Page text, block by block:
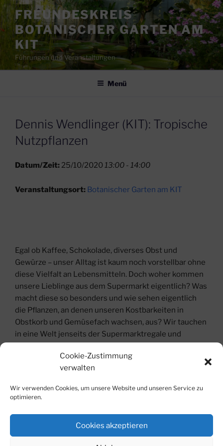
Cookie-Zustimmung
verwalten
Wir verwenden Cookies, um unsere Website und unseren Service zu
optimieren.
Cookies akzeptieren
Zum
Inhalt
springen
FREUNDESKREIS
BOTANISCHER GARTEN AM
KIT
Führungen und Veranstaltungen
Menü
Dennis Wendlinger (KIT): Tropische
Nutzpflanzen
Datum/Zeit: 25/10/2020 13:00 - 14:00
Veranstaltungsort: Botanischer Garten am KIT
Egal ob Kaffee, Schokolade, diverses Obst und
Gewürze – unser Alltag ist kaum noch vorstellbar ohne
diese Vielfalt an Lebensmitteln. Doch woher kommen
unsere Lieblinge aus dem Supermarkt eigentlich? Was
macht diese so besonders und wie sehen eigentlich
die Pflanzen, an denen unseren Kostbarkeiten in
Obstkorb und Gemüsefach wachsen, aus? Wir tauchen
in eine Welt jenseits der Supermarktregale und
bekommen, die diese Lebensmittel hinter sich haben,
bevor wir sie zuhause genießen dürfen.
Teilnahmegebühr: 5 €, 3 € ermäßigt
Die Veranstaltung ist ausgebucht.